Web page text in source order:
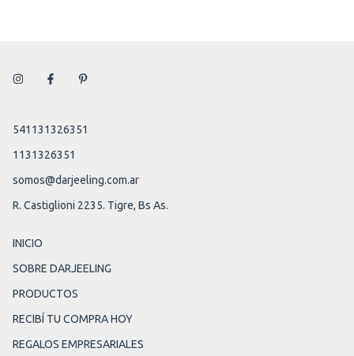
541131326351
1131326351
somos@darjeeling.com.ar
R. Castiglioni 2235. Tigre, Bs As.
INICIO
SOBRE DARJEELING
PRODUCTOS
RECIBÍ TU COMPRA HOY
REGALOS EMPRESARIALES